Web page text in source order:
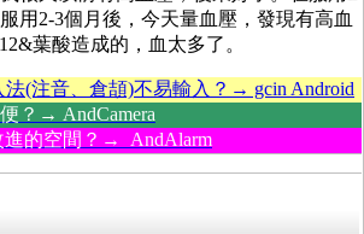
用2-3個月後，今天量血壓，發現有高血
葉酸造成的，血太多了。
法(注音、倉頡)不易輸入？→ gcin Android
？→ AndCamera
進的空間？→ AndAlarm